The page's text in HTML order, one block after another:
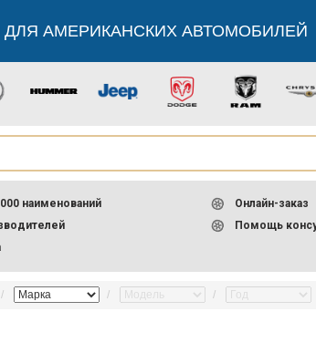
ДЛЯ АМЕРИКАНСКИХ АВТОМОБИЛЕЙ
наименований
Онлайн-заказ
Помощь